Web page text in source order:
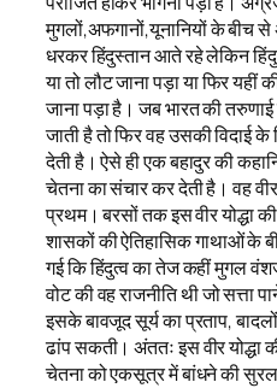
मुगलों,अफगानों,यूनानियों के
धरकर हिंदुस्तान आते रहे लेकिन
या तो लौट जाना पड़ा या फिर
जाना पड़ा है। जब भारत की
जाती है तो फिर वह उसकी विदाई के
देती है। ऐसे ही एक बहादुर की
चेतना का संचार कर देती है। वह वीर
प्रथम। बरसों तक इस वीर योद्धा
शासकों की ऐतिहासिक गाथाओं के
गई कि हिंदुत्व का तेज कहीं मुगल
वोट की वह राजनीति थी जो सत्ता
इसके बावजूद सूर्य का प्रताप,
ढांप सकती। अंततः इस वीर योद्धा
चेतना को एकसूत्र में बांधने की